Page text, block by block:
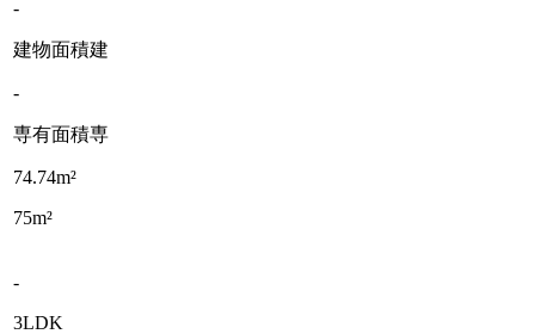
-
建物面積建
-
専有面積専
74.74m²
75m²
-
3LDK